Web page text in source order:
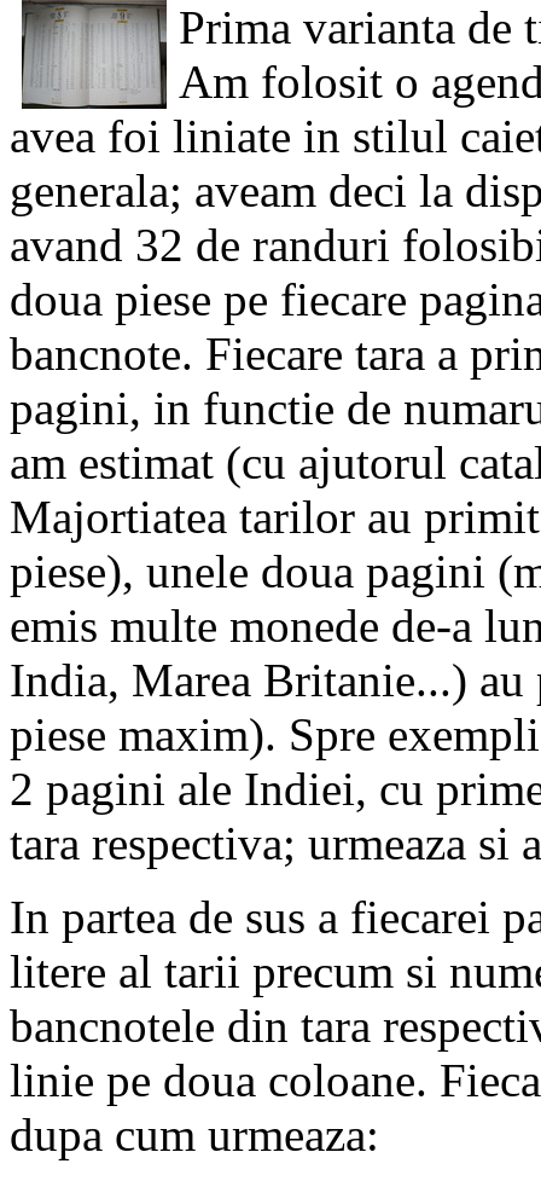
Prima varianta de
Am folosit o
avea foi liniate in stilul
generala; aveam deci la
avand 32 de randuri
doua piese pe fiecare
bancnote. Fiecare tara a
pagini, in functie de
am estimat (cu ajutorul
Majortiatea tarilor au
piese), unele doua pagini
emis multe monede de-a
India, Marea Britanie...)
piese maxim). Spre
2 pagini ale Indiei, cu
tara respectiva; urmeaza si
In partea de sus a fiecarei
litere al tarii precum si
bancnotele din tara
linie pe doua coloane.
dupa cum urmeaza: